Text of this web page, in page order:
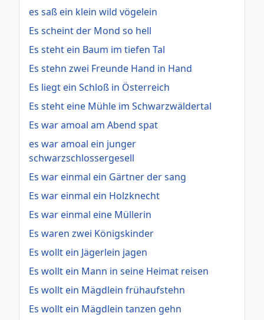
es saß ein klein wild vögelein
Es scheint der Mond so hell
Es steht ein Baum im tiefen Tal
Es stehn zwei Freunde Hand in Hand
Es liegt ein Schloß in Österreich
Es steht eine Mühle im Schwarzwäldertal
Es war amoal am Abend spat
es war amoal ein junger
schwarzschlossergesell
Es war einmal ein Gärtner der sang
Es war einmal ein Holzknecht
Es war einmal eine Müllerin
Es waren zwei Königskinder
Es wollt ein Jägerlein jagen
Es wollt ein Mann in seine Heimat reisen
Es wollt ein Mägdlein frühaufstehn
Es wollt ein Mägdlein tanzen gehn